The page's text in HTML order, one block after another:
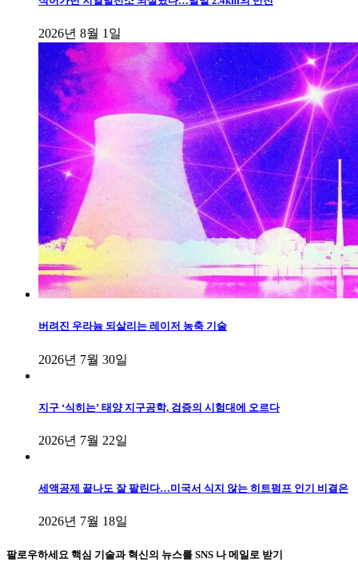
2026년 8월 1일
버려진 우라늄 되살리는 레이저 농축 기술
2026년 7월 30일
지구 ‘식히는’ 태양 지구공학, 검증의 시험대에 오르다
2026년 7월 22일
세액공제 끝나도 잘 팔린다…미국서 식지 않는 히트펌프 인기 비결은
2026년 7월 18일
팔로우하세요 핵심 기술과 혁신의 뉴스를 SNS 나 메일로 받기